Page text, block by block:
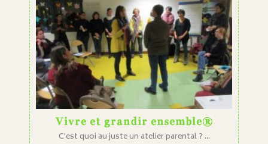
Vivre et grandir ensemble®
C'est quoi au juste un atelier parental ? ...